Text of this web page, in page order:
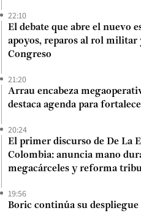
22:10
El debate que abre el nuevo
apoyos, reparos al rol militar
Congreso
21:20
Arrau encabeza
destaca agenda para
20:24
El primer discurso de De La
Colombia: anuncia mano
megacárceles y reforma
19:56
Boric continúa su